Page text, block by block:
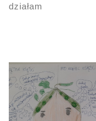
działam